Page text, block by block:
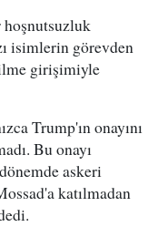
isimlerin görevden
girişimiyle
Trump'ın onayını
Bu onayı
askeri
katılmadan